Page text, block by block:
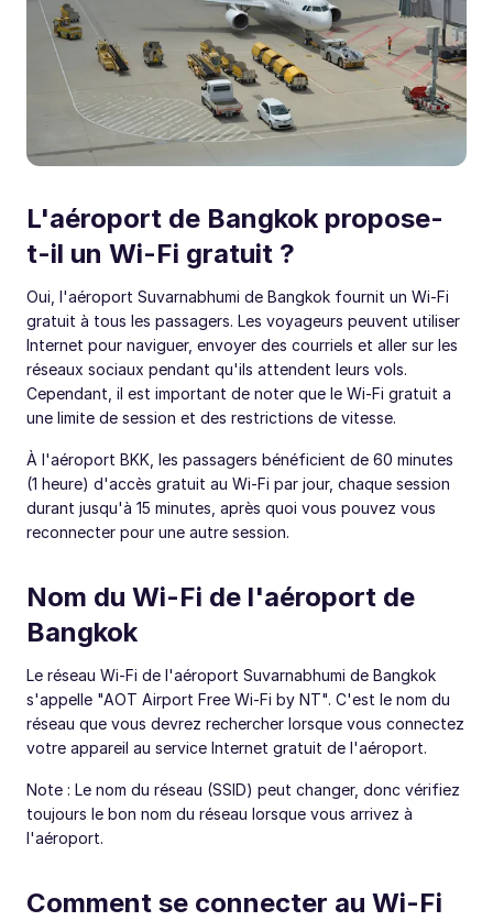
L'aéroport de Bangkok propose-
t-il un Wi-Fi gratuit ?
Oui, l'aéroport Suvarnabhumi de Bangkok fournit un Wi-Fi
gratuit à tous les passagers. Les voyageurs peuvent utiliser
Internet pour naviguer, envoyer des courriels et aller sur les
réseaux sociaux pendant qu'ils attendent leurs vols.
Cependant, il est important de noter que le Wi-Fi gratuit a
une limite de session et des restrictions de vitesse.
À l'aéroport BKK, les passagers bénéficient de 60 minutes
(1 heure) d'accès gratuit au Wi-Fi par jour, chaque session
durant jusqu'à 15 minutes, après quoi vous pouvez vous
reconnecter pour une autre session.
Nom du Wi-Fi de l'aéroport de
Bangkok
Le réseau Wi-Fi de l'aéroport Suvarnabhumi de Bangkok
s'appelle "AOT Airport Free Wi-Fi by NT". C'est le nom du
réseau que vous devrez rechercher lorsque vous connectez
votre appareil au service Internet gratuit de l'aéroport.
Note : Le nom du réseau (SSID) peut changer, donc vérifiez
toujours le bon nom du réseau lorsque vous arrivez à
l'aéroport.
Comment se connecter au Wi-Fi